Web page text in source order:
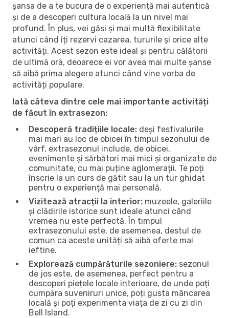
șansa de a te bucura de o experiență mai autentică
și de a descoperi cultura locală la un nivel mai
profund. În plus, vei găsi și mai multă flexibilitate
atunci când îți rezervi cazarea, tururile și orice alte
activități. Acest sezon este ideal și pentru călătorii
de ultimă oră, deoarece ei vor avea mai multe șanse
să aibă prima alegere atunci când vine vorba de
activități populare.
Iată câteva dintre cele mai importante activități
de făcut în extrasezon:
Descoperă tradițiile locale: deși festivalurile
mai mari au loc de obicei în timpul sezonului de
vârf, extrasezonul include, de obicei,
evenimente și sărbători mai mici și organizate de
comunitate, cu mai puține aglomerații. Te poți
înscrie la un curs de gătit sau la un tur ghidat
pentru o experiență mai personală.
Vizitează atracții la interior: muzeele, galeriile
și clădirile istorice sunt ideale atunci când
vremea nu este perfectă. În timpul
extrasezonului este, de asemenea, destul de
comun ca aceste unități să aibă oferte mai
ieftine.
Explorează cumpărăturile sezoniere: sezonul
de jos este, de asemenea, perfect pentru a
descoperi piețele locale interioare, de unde poți
cumpăra suveniruri unice, poți gusta mâncarea
locală și poți experimenta viața de zi cu zi din
Bell Island.